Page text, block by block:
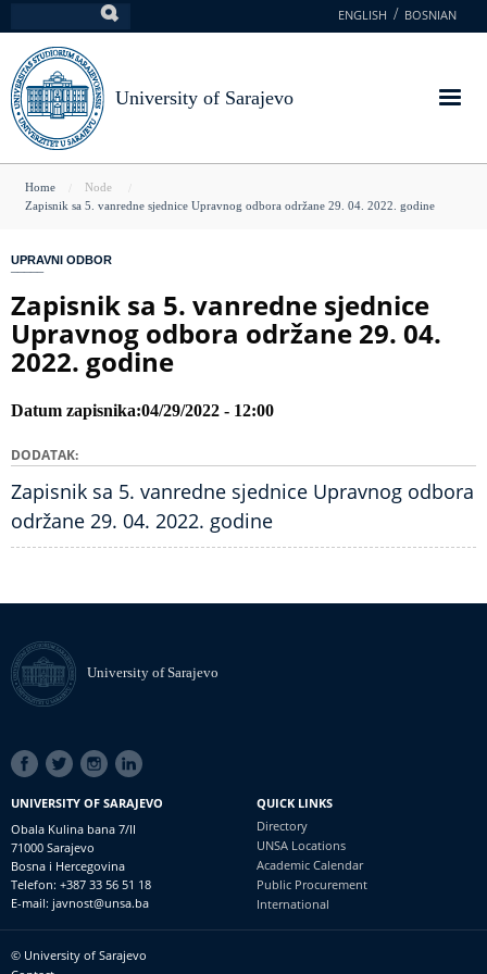
to
main
content
ENGLISH BOSNIAN
University of Sarajevo
You
here
Home
Node
Zapisnik sa 5. vanredne sjednice Upravnog odbora održane 29. 04. 2022. godine
UPRAVNI ODBOR
Zapisnik sa 5. vanredne sjednice
Upravnog odbora održane 29. 04.
2022. godine
Datum zapisnika 04/29/2022 - 12:00
DODATAK
Zapisnik sa 5. vanredne sjednice Upravnog odbora
održane 29. 04. 2022. godine
University of Sarajevo
SOCIAL
LINKS
UNIVERSITY OF SARAJEVO
Obala Kulina bana 7/II
71000 Sarajevo
Bosna i Hercegovina
Telefon: +387 33 56 51 18
E-mail: javnost@unsa.ba
QUICK LINKS
Directory
UNSA Locations
Academic Calendar
Public Procurement
International
Footer
© University of Sarajevo